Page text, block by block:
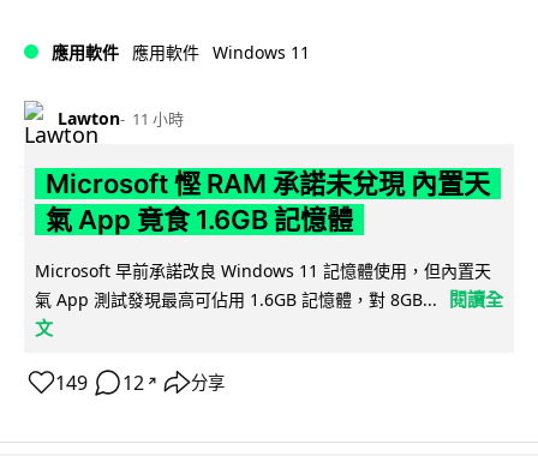
應用軟件 應用軟件 Windows 11
Lawton 11 小時
Microsoft 慳 RAM 承諾未兌現 內置天
氣 App 竟食 1.6GB 記憶體
Microsoft 早前承諾改良 Windows 11 記憶體使用，但內置天
氣 App 測試發現最高可佔用 1.6GB 記憶體，對 8GB...
閱讀全
文
149 12 ↗ 分享